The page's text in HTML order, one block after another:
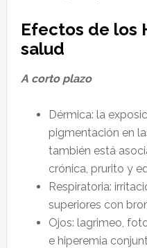
Efectos de los
salud
A corto plazo
Dérmica: la
pigmentación en
también está
crónica, prurito y
Respiratoria:
superiores con
Ojos: lagrimeo,
e hiperemia